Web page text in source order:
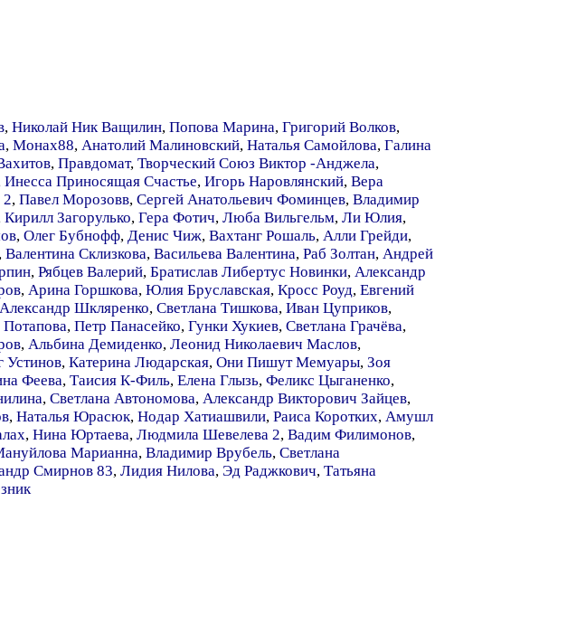
, Николай Ник Ващилин, Попова Марина, Григорий Волков,
, Монах88, Анатолий Малиновский, Наталья Самойлова, Галина
, Правдомат, Творческий Союз Виктор -Анджела,
Инесса Приносящая Счастье, Игорь Наровлянский, Вера
2, Павел Морозовв, Сергей Анатольевич Фоминцев, Владимир
Кирилл Загорулько, Гера Фотич, Люба Вильгельм, Ли Юлия,
, Олег Бубнофф, Денис Чиж, Вахтанг Рошаль, Алли Грейди,
, Валентина Склизкова, Васильева Валентина, Раб Золтан, Андрей
, Рябцев Валерий, Братислав Либертус Новинки, Александр
, Арина Горшкова, Юлия Бруславская, Кросс Роуд, Евгений
Александр Шкляренко, Светлана Тишкова, Иван Цуприков,
, Петр Панасейко, Гунки Хукиев, Светлана Грачёва,
, Альбина Демиденко, Леонид Николаевич Маслов,
Устинов, Катерина Людарская, Они Пишут Мемуары, Зоя
Феева, Таисия К-Филь, Елена Глызь, Феликс Цыганенко,
, Светлана Автономова, Александр Викторович Зайцев,
, Наталья Юрасюк, Нодар Хатиашвили, Раиса Коротких, Амушл
, Нина Юртаева, Людмила Шевелева 2, Вадим Филимонов,
Марианна, Владимир Врубель, Светлана
Смирнов 83, Лидия Нилова, Эд Раджкович, Татьяна